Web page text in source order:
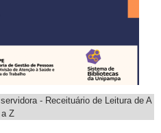
- Receituário de Leitura de A
a Z